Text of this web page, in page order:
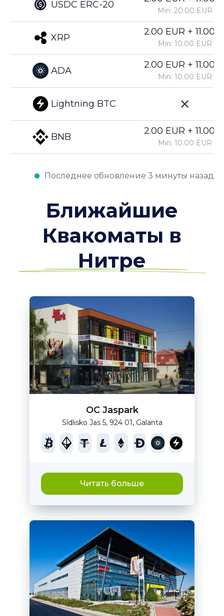
USDC ERC-20
XRP
ADA
Lightning BTC
BNB
Min: 20.00 EUR
2.00 EUR +
Min: 10.00 EUR
2.00 EUR +
Min: 10.00 EUR
2.00 EUR +
Min: 10.00 EUR
Последнее обновление 3 минуты назад
Ближайшие
Квакоматы в
Нитре
OC Jaspark
Sídlisko Jas 5, 924 01, Galanta
Читать больше